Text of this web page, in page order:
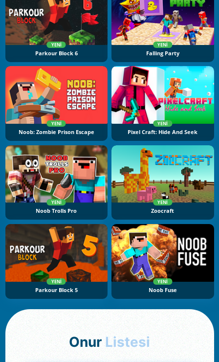
YENI
Parkour Block 6
YENI
Falling Party
YENI
Noob: Zombie Prison Escape
YENI
Pixel Craft: Hide And Seek
YENI
Noob Trolls Pro
YENI
Zoocraft
YENI
Parkour Block 5
YENI
Noob Fuse
Onur Listesi